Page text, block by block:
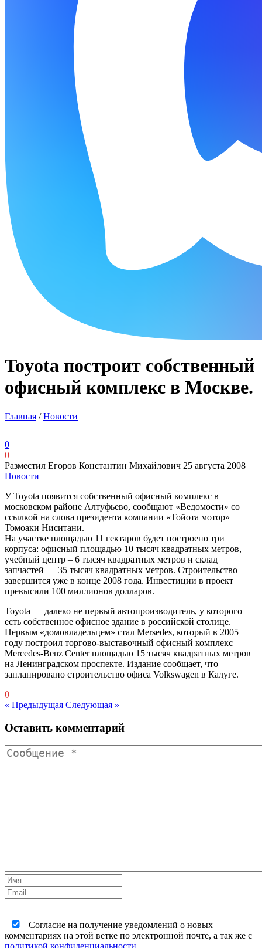
Toyota построит собственный
офисный комплекс в Москве.
Главная /Новости
0
0
Разместил Егоров Константин Михайлович 25 августа 2008
Новости
У Toyota появится собственный офисный комплекс в
московском районе Алтуфьево, сообщают «Ведомости» со
ссылкой на слова президента компании «Тойота мотор»
Томоаки Ниситани.
На участке площадью 11 гектаров будет построено три
корпуса: офисный площадью 10 тысяч квадратных метров,
учебный центр – 6 тысяч квадратных метров и склад
запчастей — 35 тысяч квадратных метров. Cтроительство
завершится уже в конце 2008 года. Инвестиции в проект
превысили 100 миллионов долларов.
Toyota — далеко не первый автопроизводитель, у которого
есть собственное офисное здание в российской столице.
Первым «домовладельцем» стал Mersedes, который в 2005
году построил торгово-выставочный офисный комплекс
Mercedes-Benz Center площадью 15 тысяч квадратных метров
на Ленинградском проспекте. Издание сообщает, что
запланировано строительство офиса Volkswagen в Калуге.
0
« Предыдущая Следующая »
Оставить комментарий
Согласие на получение уведомлений о новых
комментариях на этой ветке по электронной почте, а так же с